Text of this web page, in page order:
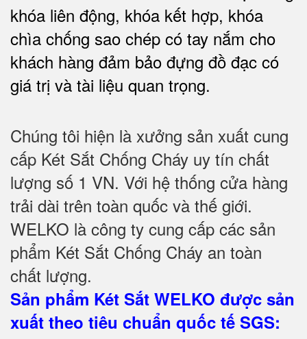
khóa liên động, khóa kết hợp, khóa
chìa chống sao chép có tay nắm cho
khách hàng đảm bảo đựng đồ đạc có
giá trị và tài liệu quan trọng.
Chúng tôi hiện là xưởng sản xuất cung
cấp Két Sắt Chống Cháy uy tín chất
lượng số 1 VN. Với hệ thống cửa hàng
trải dài trên toàn quốc và thế giới.
WELKO là công ty cung cấp các sản
phẩm Két Sắt Chống Cháy an toàn
chất lượng.
Sản phẩm Két Sắt WELKO được sản
xuất theo tiêu chuẩn quốc tế SGS: